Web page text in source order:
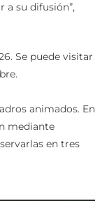
a su difusión”,
Se puede visitar
animados. En
mediante
en tres